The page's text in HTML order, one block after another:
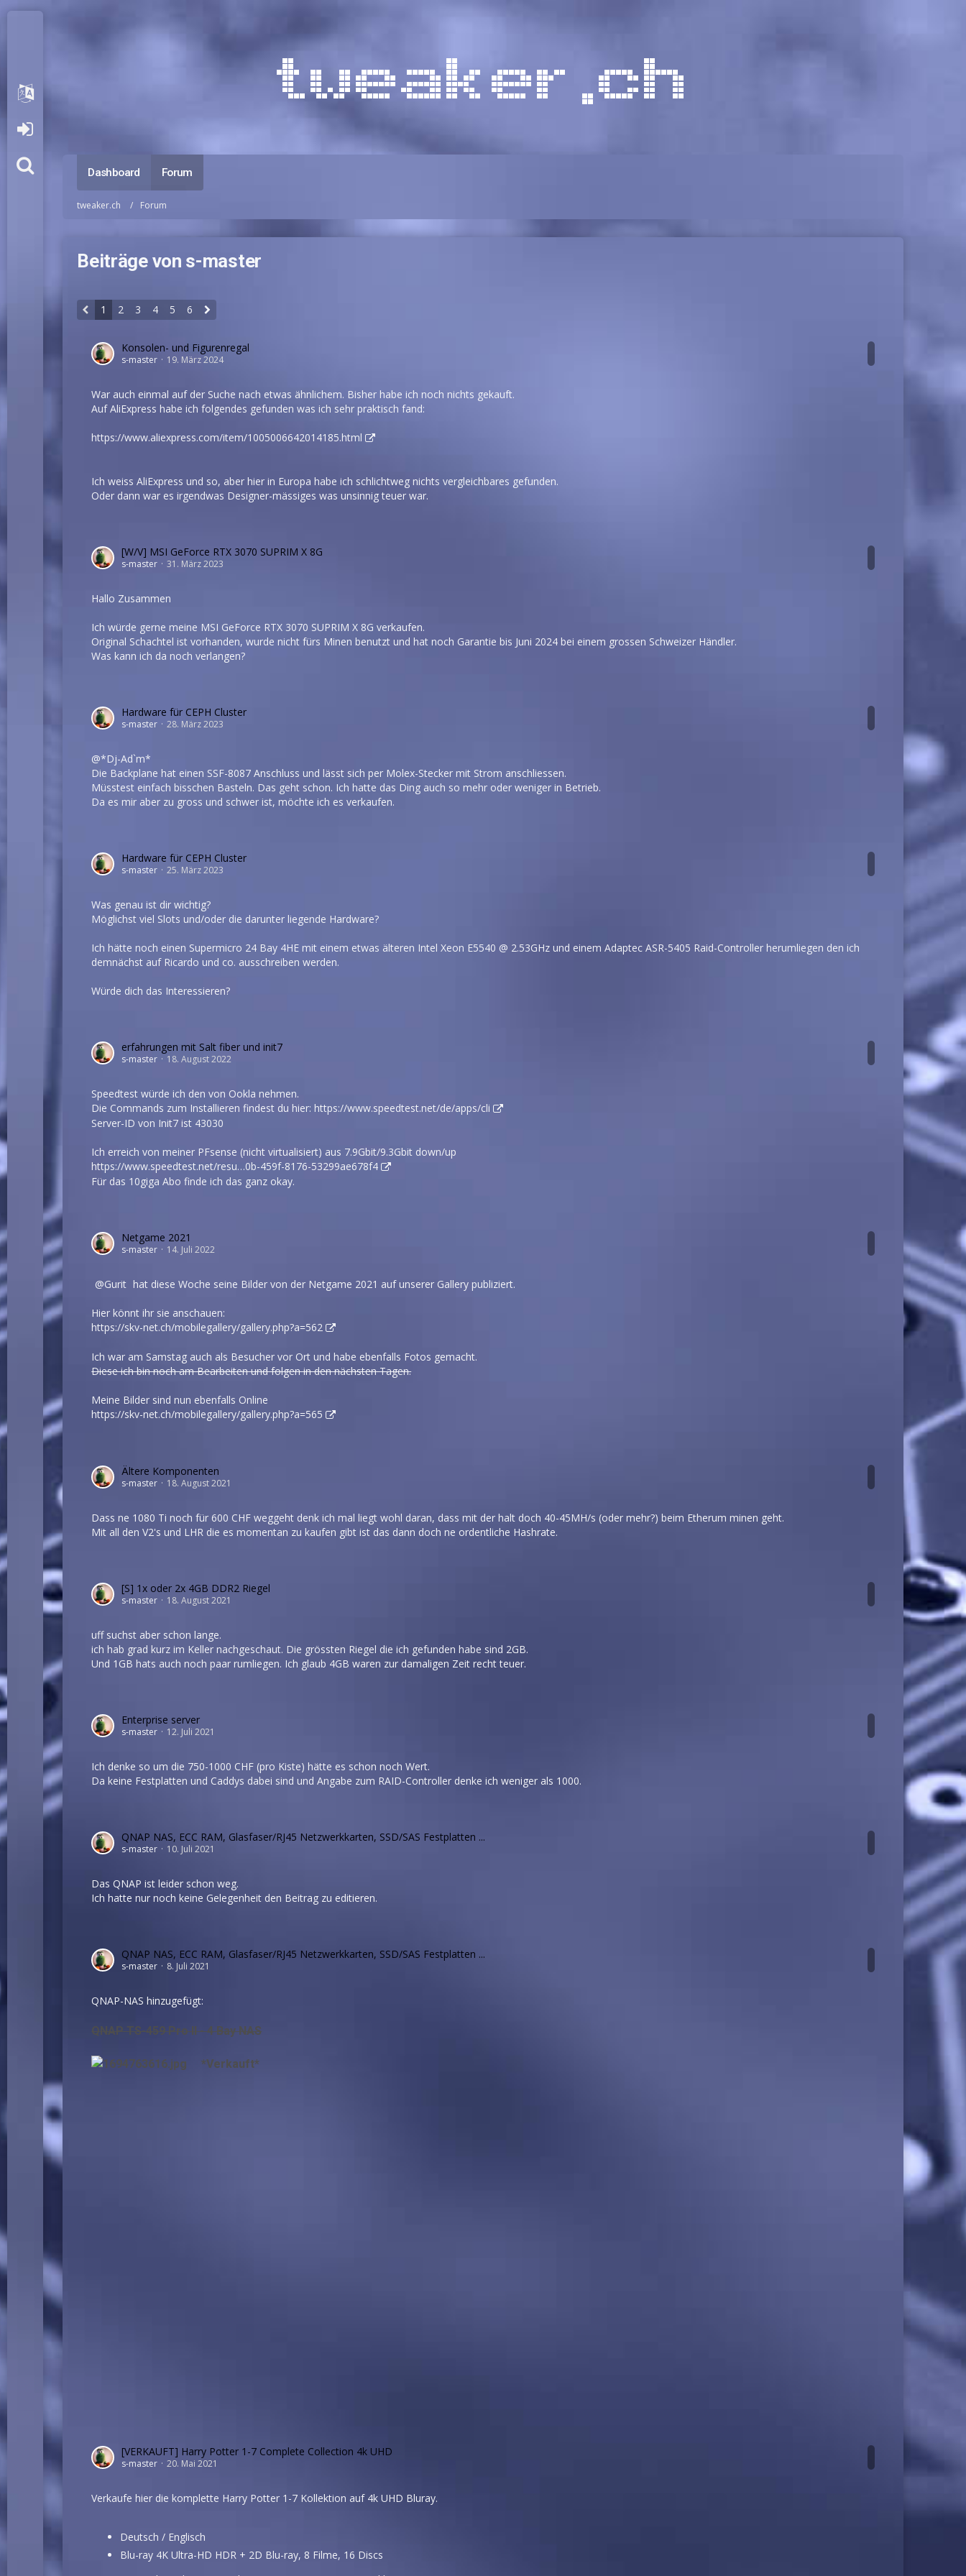
Dashboard Forum
tweaker.ch Forum
Beiträge von s-master
1 2 3 4 5 6
Konsolen- und Figurenregal
s-master 19. März 2024
War auch einmal auf der Suche nach etwas ähnlichem. Bisher habe ich noch nichts gekauft.
Auf AliExpress habe ich folgendes gefunden was ich sehr praktisch fand:
https://www.aliexpress.com/item/1005006642014185.html
Ich weiss AliExpress und so, aber hier in Europa habe ich schlichtweg nichts vergleichbares gefunden.
Oder dann war es irgendwas Designer-mässiges was unsinnig teuer war.
[W/V] MSI GeForce RTX 3070 SUPRIM X 8G
s-master 31. März 2023
Hallo Zusammen
Ich würde gerne meine MSI GeForce RTX 3070 SUPRIM X 8G verkaufen.
Original Schachtel ist vorhanden, wurde nicht fürs Minen benutzt und hat noch Garantie bis Juni 2024 bei einem grossen Schweizer Händler.
Was kann ich da noch verlangen?
Hardware für CEPH Cluster
s-master 28. März 2023
@*Dj-Ad`m*
Die Backplane hat einen SSF-8087 Anschluss und lässt sich per Molex-Stecker mit Strom anschliessen.
Müsstest einfach bisschen Basteln. Das geht schon. Ich hatte das Ding auch so mehr oder weniger in Betrieb.
Da es mir aber zu gross und schwer ist, möchte ich es verkaufen.
Hardware für CEPH Cluster
s-master 25. März 2023
Was genau ist dir wichtig?
Möglichst viel Slots und/oder die darunter liegende Hardware?
Ich hätte noch einen Supermicro 24 Bay 4HE mit einem etwas älteren Intel Xeon E5540 @ 2.53GHz und einem Adaptec ASR-5405 Raid-Controller herumliegen den ich
demnächst auf Ricardo und co. ausschreiben werden.
Würde dich das Interessieren?
erfahrungen mit Salt fiber und init7
s-master 18. August 2022
Speedtest würde ich den von Ookla nehmen.
Die Commands zum Installieren findest du hier:https://www.speedtest.net/de/apps/cli
Server-ID von Init7 ist 43030
Ich erreich von meiner PFsense (nicht virtualisiert) aus 7.9Gbit/9.3Gbit down/up
https://www.speedtest.net/resu…0b-459f-8176-53299ae678f4
Für das 10giga Abo finde ich das ganz okay.
Netgame 2021
s-master 14. Juli 2022
Gurit hat diese Woche seine Bilder von der Netgame 2021 auf unserer Gallery publiziert.
Hier könnt ihr sie anschauen:
https://skv-net.ch/mobilegallery/gallery.php?a=562
Ich war am Samstag auch als Besucher vor Ort und habe ebenfalls Fotos gemacht.
Diese ich bin noch am Bearbeiten und folgen in den nächsten Tagen.
Meine Bilder sind nun ebenfalls Online
https://skv-net.ch/mobilegallery/gallery.php?a=565
Ältere Komponenten
s-master 18. August 2021
Dass ne 1080 Ti noch für 600 CHF weggeht denk ich mal liegt wohl daran, dass mit der halt doch 40-45MH/s (oder mehr?) beim Etherum minen geht.
Mit all den V2's und LHR die es momentan zu kaufen gibt ist das dann doch ne ordentliche Hashrate.
[S] 1x oder 2x 4GB DDR2 Riegel
s-master 18. August 2021
uff suchst aber schon lange.
ich hab grad kurz im Keller nachgeschaut. Die grössten Riegel die ich gefunden habe sind 2GB.
Und 1GB hats auch noch paar rumliegen. Ich glaub 4GB waren zur damaligen Zeit recht teuer.
Enterprise server
s-master 12. Juli 2021
Ich denke so um die 750-1000 CHF (pro Kiste) hätte es schon noch Wert.
Da keine Festplatten und Caddys dabei sind und Angabe zum RAID-Controller denke ich weniger als 1000.
QNAP NAS, ECC RAM, Glasfaser/RJ45 Netzwerkkarten, SSD/SAS Festplatten ...
s-master 10. Juli 2021
Das QNAP ist leider schon weg.
Ich hatte nur noch keine Gelegenheit den Beitrag zu editieren.
QNAP NAS, ECC RAM, Glasfaser/RJ45 Netzwerkkarten, SSD/SAS Festplatten ...
s-master 8. Juli 2021
QNAP-NAS hinzugefügt:
QNAP TS-459 Pro II - 4 Bay NAS
*Verkauft*
[VERKAUFT] Harry Potter 1-7 Complete Collection 4k UHD
s-master 20. Mai 2021
Verkaufe hier die komplette Harry Potter 1-7 Kollektion auf 4k UHD Bluray.
Deutsch / Englisch
Blu-ray 4K Ultra-HD HDR + 2D Blu-ray, 8 Filme, 16 Discs